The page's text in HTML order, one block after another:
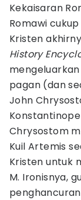
Kekaisaran
Romawi
Kristen
History
pagan (dan
John
Chrysostom
Kuil Artemis
Kristen untuk
M. Ironisnya,